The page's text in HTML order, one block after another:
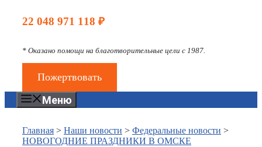
22 048 971 118 ₽
* Оказано помощи на благотворительные цели с 1987.
Пожертвовать
Меню
Главная > Наши новости > Федеральные новости >
НОВОГОДНИЕ ПРАЗДНИКИ В ОМСКЕ